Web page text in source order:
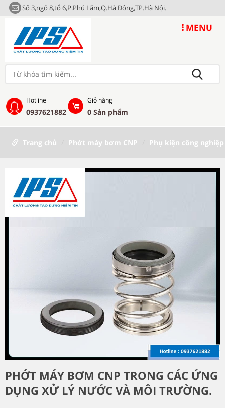
Số 3,ngõ 8,tổ 6,P.Phú Lãm,Q.Hà Đông,TP.Hà Nội.
MENU
Hotline
0937621882
Giỏ hàng
0 Sản phẩm
Trang chủ Phớt máy bơm CNP Phụ kiện công nghiệp
PHỚT MÁY BƠM CNP TRONG CÁC ỨNG
DỤNG XỬ LÝ NƯỚC VÀ MÔI TRƯỜNG.